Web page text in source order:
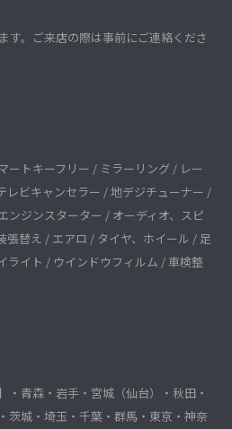
す。ご来店の際は事前にご連絡くださ
ートキーフリー / ミラーリング / レー
レビキャンセラー / 地デジチューナー /
ンジンスターター / オーディオ、スピ
張替え / エアロ / タイヤ、ホイール / 足
ライト / ウインドウフィルム / 車検整
・青森・岩手・宮城（仙台）・秋田・
茨城・埼玉・千葉・群馬・東京・神奈